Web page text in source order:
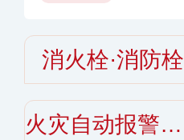
消火栓·消防栓
火灾自动报警系统